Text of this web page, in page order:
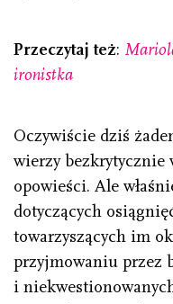
Przeczytaj też:
ironistka
Oczywiście dziś
wierzy bezkrytycznie
opowieści. Ale
dotyczących
towarzyszących im
przyjmowaniu przez
i